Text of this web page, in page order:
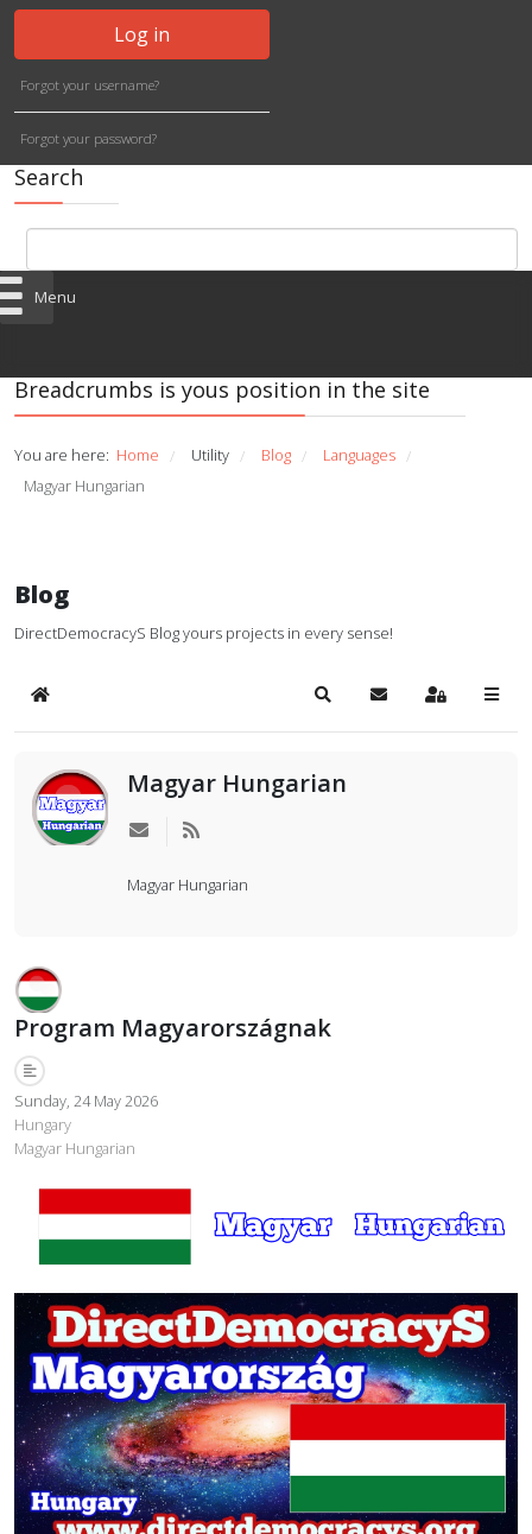
Log in
Forgot your username?
Forgot your password?
Search
Menu
Breadcrumbs is yous position in the site
You are here: Home / Utility / Blog / Languages /
Magyar Hungarian
Blog
DirectDemocracyS Blog yours projects in every sense!
Home SearchSubscribe to blog
Sign In
Magyar Hungarian
Magyar Hungarian
Program Magyarországnak
Sunday, 24 May 2026
Hungary
Magyar Hungarian